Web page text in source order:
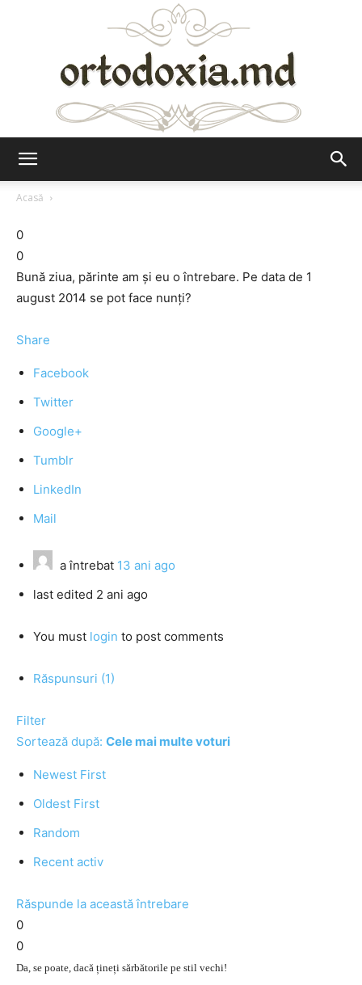
Acasă
0
0
Bună ziua, părinte am şi eu o întrebare. Pe data de 1
august 2014 se pot face nunţi?
Share
Facebook
Twitter
Google+
Tumblr
LinkedIn
Mail
a întrebat 13 ani ago
last edited 2 ani ago
You must login to post comments
Răspunsuri (1)
Filter
Sortează după: Cele mai multe voturi
Newest First
Oldest First
Random
Recent activ
Răspunde la această întrebare
0
0
Da, se poate, dacă țineți sărbătorile pe stil vechi!